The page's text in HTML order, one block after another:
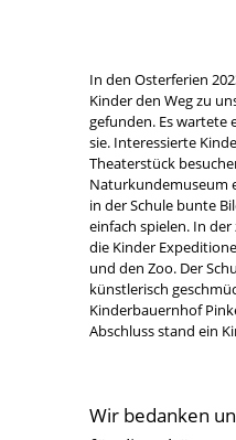
In den Osterferien
Kinder den Weg zu
gefunden. Es wartete
sie. Interessierte
Theaterstück
Naturkundemuseum
in der Schule bunte
einfach spielen. In
die Kinder
und den Zoo. Der
künstlerisch
Kinderbauernhof
Abschluss stand ein
Wir bedanken